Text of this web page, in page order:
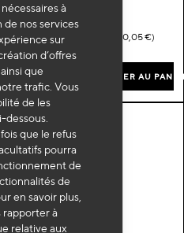
à
de nos services
sur
d’offres
que
trafic. Vous
de les
dessous.
que le refus
pourra
de
de
en savoir plus,
à
relative aux
16
0,05 €
- AJOUTER AU